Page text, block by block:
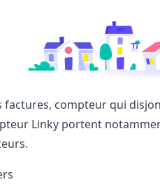
factures, compteur qui
Linky portent